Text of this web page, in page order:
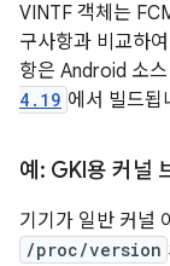
VINTF 객체는
구사항과 비교하
항은 Android 소스
4.19 에서 빌드됩
예: GKI용 커널
기기가 일반 커널
/proc/version